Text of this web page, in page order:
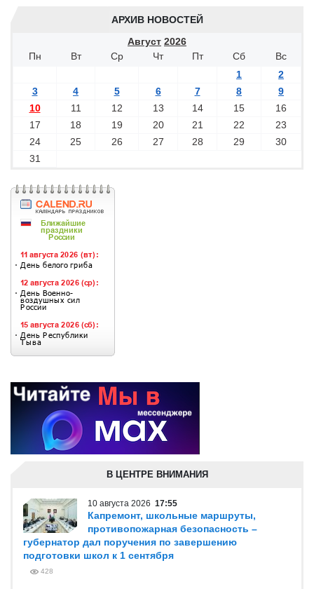
АРХИВ НОВОСТЕЙ
Август 2026
Пн
Вт Ср Чт Пт Сб
Вс
1
2
3
4 5 6 7 8
9
10
11 12 13 14 15
16
17
18 19 20 21 22
23
24
25 26 27 28 29
30
31
В ЦЕНТРЕ ВНИМАНИЯ
10 августа 2026 17:55
Капремонт, школьные маршруты,
противопожарная безопасность –
губернатор дал поручения по завершению
подготовки школ к 1 сентября
428